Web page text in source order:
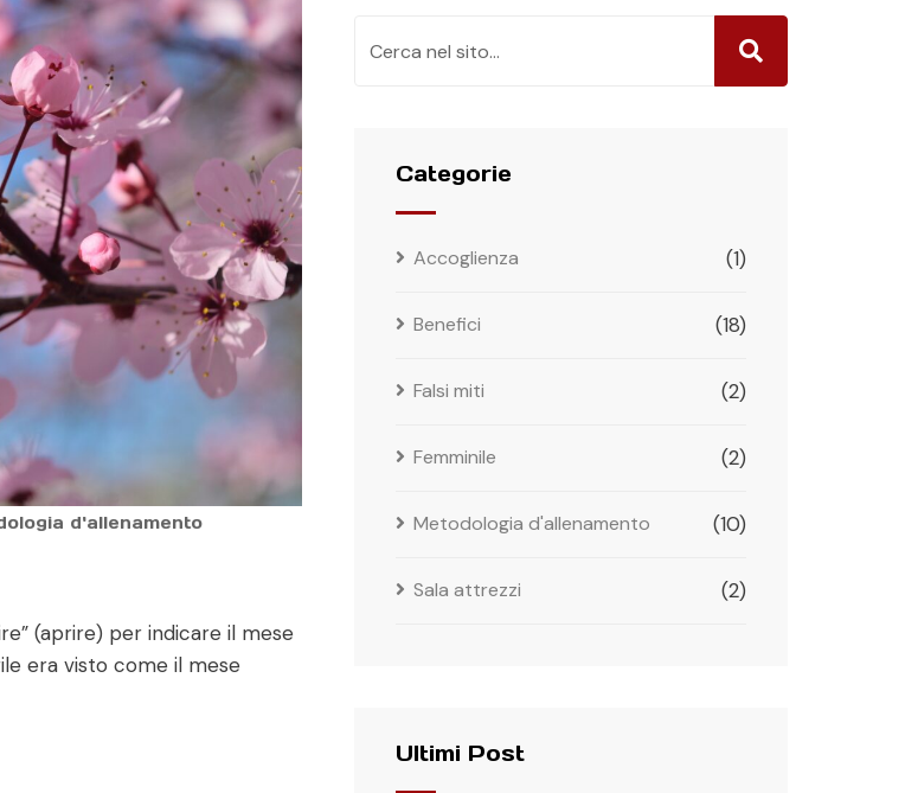
d'allenamento
(aprire) per indicare il mese
era visto come il mese
Categorie
Accoglienza (1)
Benefici (18)
Falsi miti (2)
Femminile (2)
Metodologia d'allenamento (10)
Sala attrezzi (2)
Ultimi Post